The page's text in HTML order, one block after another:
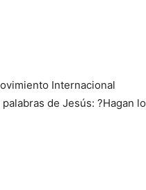
Internacional
de Jesús: ?Hagan lo